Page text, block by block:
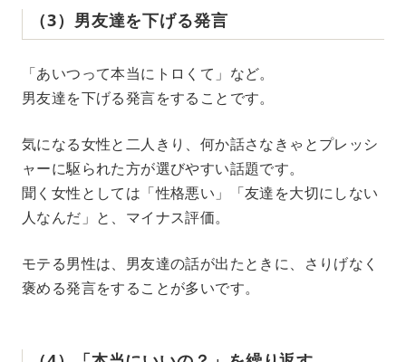
（3）男友達を下げる発言
「あいつって本当にトロくて」など。
男友達を下げる発言をすることです。
気になる女性と二人きり、何か話さなきゃとプレッシ
ャーに駆られた方が選びやすい話題です。
聞く女性としては「性格悪い」「友達を大切にしない
人なんだ」と、マイナス評価。
モテる男性は、男友達の話が出たときに、さりげなく
褒める発言をすることが多いです。